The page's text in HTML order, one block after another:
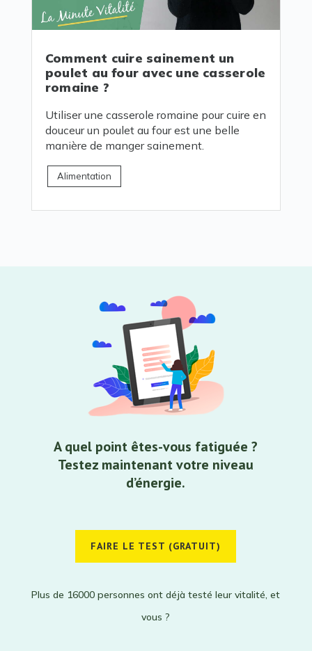
Comment cuire sainement un
poulet au four avec une casserole
romaine ?
Utiliser une casserole romaine pour cuire en
douceur un poulet au four est une belle
manière de manger sainement.
Alimentation
A quel point êtes-vous fatiguée ?
Testez maintenant votre niveau
d’énergie.
FAIRE LE TEST (GRATUIT)
Plus de 16000 personnes ont déjà testé leur vitalité, et
vous ?